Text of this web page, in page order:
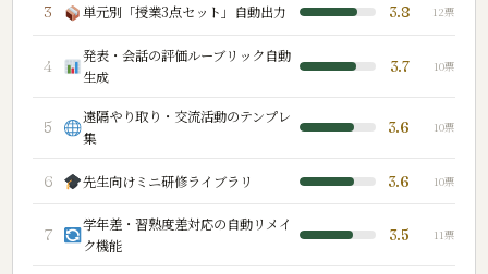
3 単元別「授業3点セット」自動出力 3.8 12票
4
発表・会話の評価ルーブリック自動
生成
3.7 10票
5
遠隔やり取り・交流活動のテンプレ
集
3.6 10票
6 先生向けミニ研修ライブラリ 3.6 10票
7
学年差・習熟度差対応の自動リメイ
ク機能
3.5 11票